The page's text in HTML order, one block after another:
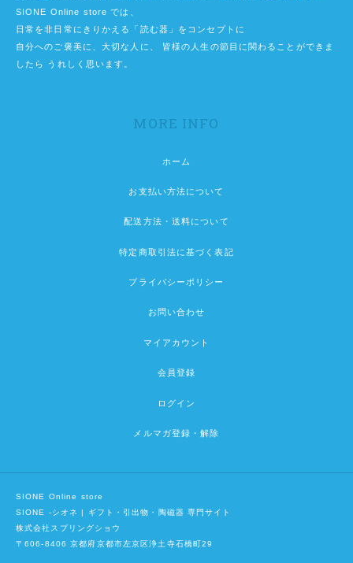
SIONE Online store では、
日常を非日常にきりかえる「読む器」をコンセプトに
自分へのご褒美に、大切な人に、 皆様の人生の節目に関わることができま
したら うれしく思います。
MORE INFO
ホーム
お支払い方法について
配送方法・送料について
特定商取引法に基づく表記
プライバシーポリシー
お問い合わせ
マイアカウント
会員登録
ログイン
メルマガ登録・解除
SIONE Online store
SIONE -シオネ | ギフト・引出物・陶磁器 専門サイト
株式会社スプリングショウ
〒606-8406 京都府京都市左京区浄土寺石橋町29